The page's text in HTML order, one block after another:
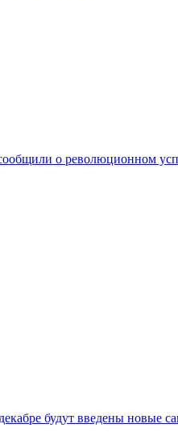
о революционном
будут введены новые